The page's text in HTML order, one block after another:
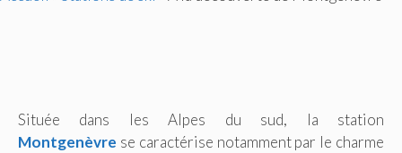
Située dans les Alpes du sud, la station
Montgenèvre se caractérise notamment par le charme